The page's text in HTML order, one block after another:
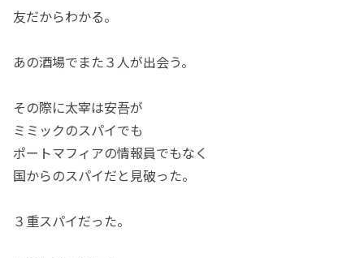
友だからわかる。
あの酒場でまた３人が出会う。
その際に太宰は安吾が
ミミックのスパイでも
ポートマフィアの情報員でもなく
国からのスパイだと見破った。
３重スパイだった。